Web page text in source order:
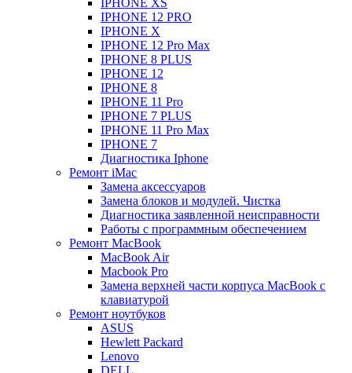
IPHONE XS
IPHONE 12 PRO
IPHONE X
IPHONE 12 Pro Max
IPHONE 8 PLUS
IPHONE 12
IPHONE 8
IPHONE 11 Pro
IPHONE 7 PLUS
IPHONE 11 Pro Max
IPHONE 7
Диагностика Iphone
Ремонт iMac
Замена аксессуаров
Замена блоков и модулей. Чистка
Диагностика заявленной неисправности
Работы с программным обеспечением
Ремонт MacBook
MacBook Air
Macbook Pro
Замена верхней части корпуса MacBook с
клавиатурой
Ремонт ноутбуков
ASUS
Hewlett Packard
Lenovo
DELL